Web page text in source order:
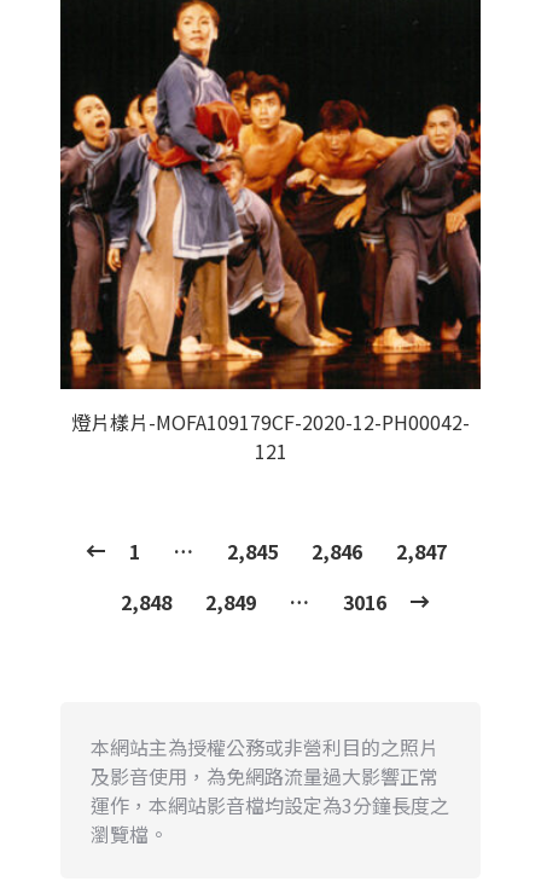
燈片樣片-MOFA109179CF-2020-12-PH00042-
121
1 … 2,845 2,846
2,847
2,848
2,849 … 3016
本網站主為授權公務或非營利目的之照片
及影音使用，為免網路流量過大影響正常
運作，本網站影音檔均設定為3分鐘長度之
瀏覽檔。